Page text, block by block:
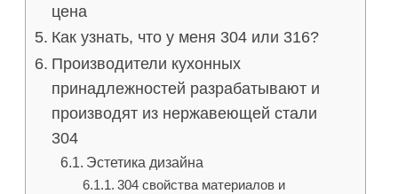
цена
Как узнать, что у меня 304 или 316?
Производители кухонных
принадлежностей разрабатывают и
производят из нержавеющей стали
304
Эстетика дизайна
304 свойства материалов и